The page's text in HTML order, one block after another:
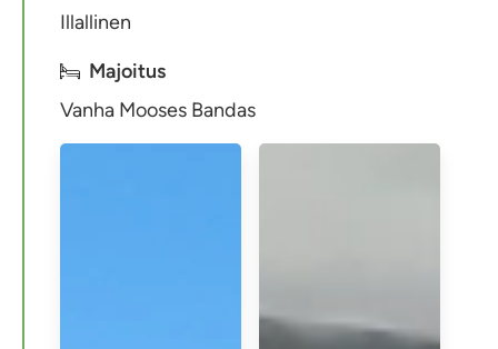
Illallinen
Majoitus
Vanha Mooses Bandas